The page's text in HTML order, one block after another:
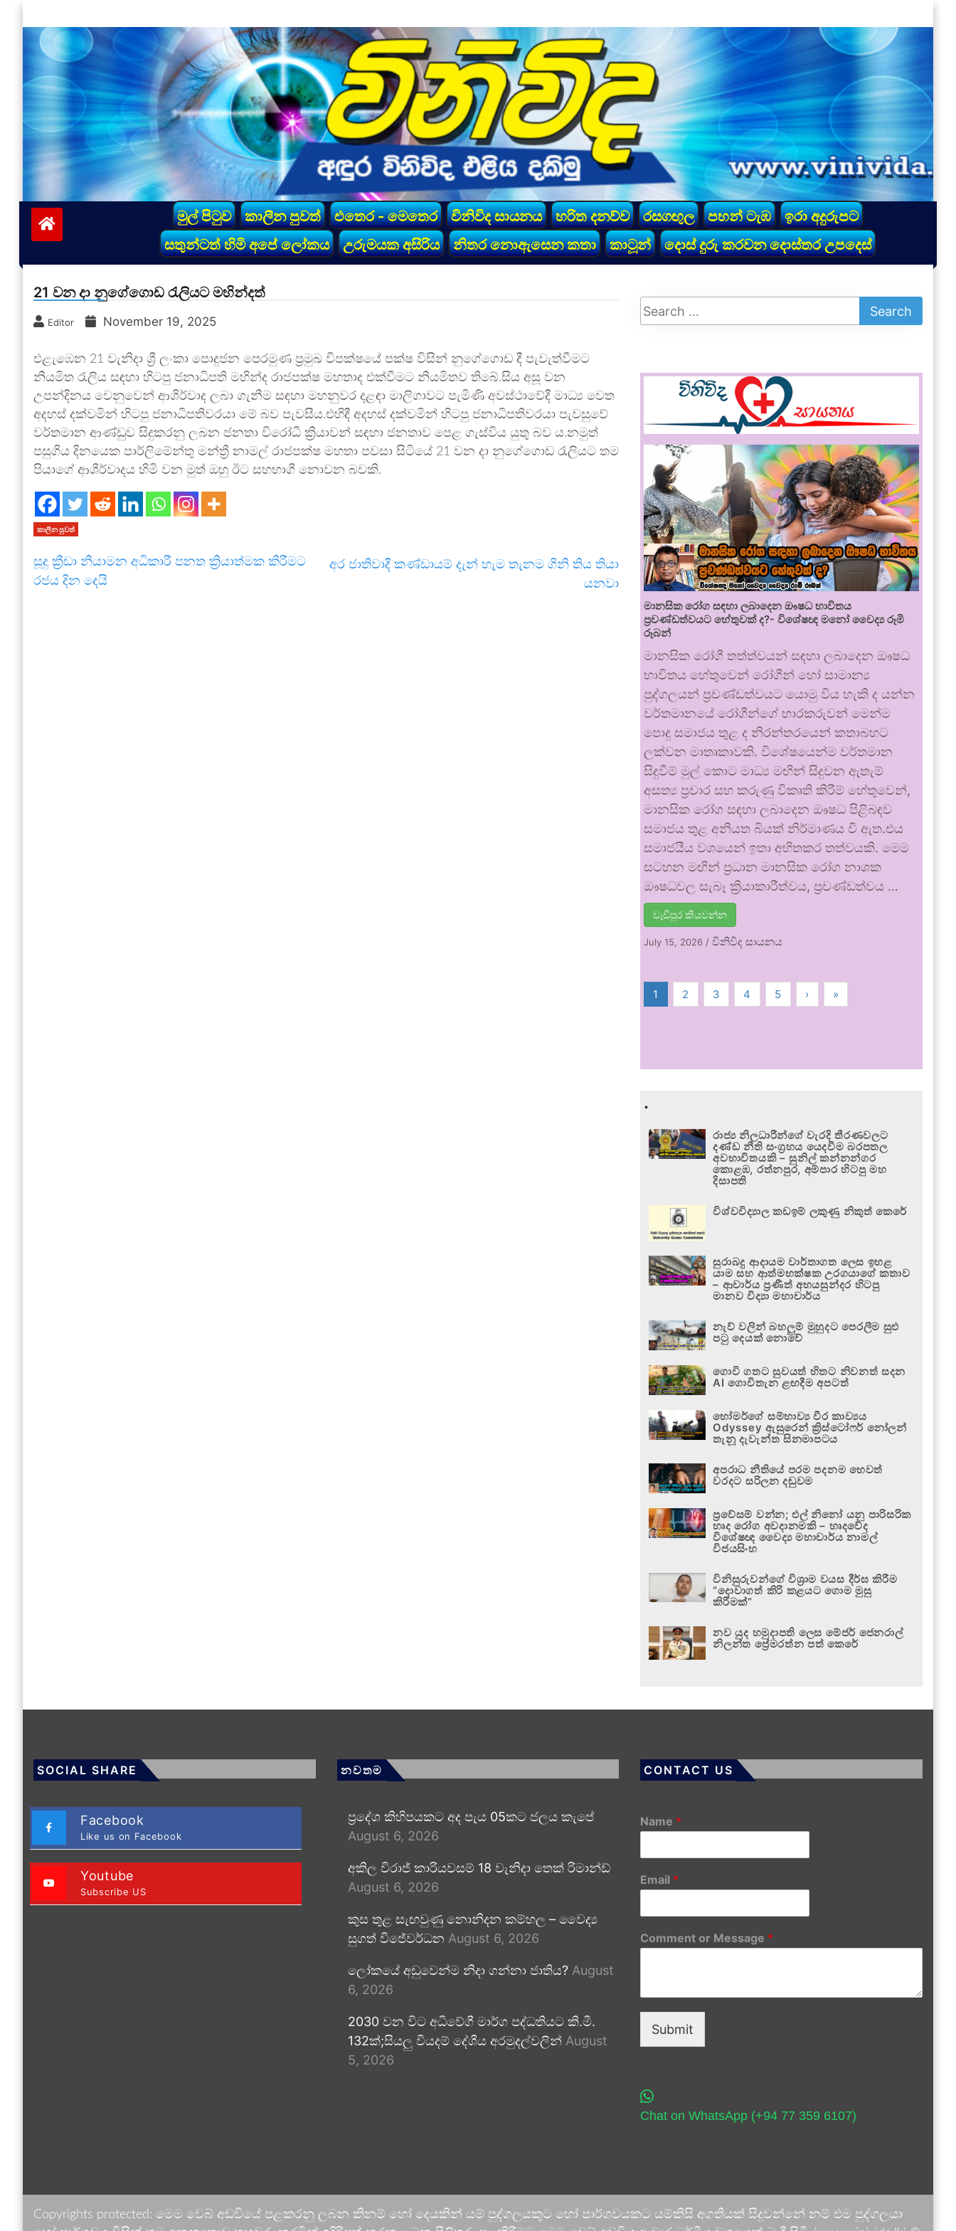
to
content
vinivida.lk
මුල් පිටුව කාලීන පුවත් එතෙර - මෙතෙර විනිවිද සායනය හරිත දනව්ව රසගඟුල පහන් ටැඹ
ඉරා අදුරුපට
සතුන්ටත් හිමි අපේ ලෝකය
උරුමයක අසිරිය නිතර නොඇසෙන කතා කාටූන් දොස් දුරු කරවන දොස්තර උපදෙස්
21 වන දා නුගේගොඩ රැලියට මහින්දත්
Editor November 19, 2025
එළැඹෙන 21 වැනිදා ශ්‍රී ලංකා පොදුජන පෙරමුණ ප්‍රමුඛ විපක්ෂයේ පක්ෂ විසින් නුගේගොඩ දී පැවැත්වීමට
නියමිත රැලිය සඳහා හිටපු ජනාධිපති මහින්ද රාජපක්ෂ මහතාද එක්වීමට නියමිතව තිබේ.සිය අසූ වන
උපන්දිනය වෙනුවෙන් ආශිර්වාද ලබා ගැනීම සඳහා මහනුවර දළඳා මාලිගාවට පැමිණි අවස්ථාවේදී මාධ්‍ය වෙත
අදහස් දක්වමින් හිටපු ජනාධිපතිවරයා මේ බව පැවසීය.එහිදී අදහස් දක්වමින් හිටපු ජනාධිපතිවරයා පැවසුවේ
වර්තමාන ආණ්ඩුව සිදුකරනු ලබන ජනතා විරෝධී ක්‍රියාවන් සඳහා ජනතාව පෙළ ගැස්විය යුතු බව ය.නමුත්
පසුගිය දිනයෙක පාර්ලිමේන්තු මන්ත්‍රී නාමල් රාජපක්ෂ මහතා පවසා සිටියේ 21 වන දා නුගේගොඩ රැලියට තම
පියාගේ ආශීර්වාදය හිමි වන මුත් ඔහු ඊට සහභාගී නොවන බවකි.
කාලීන පුවත්
සූදු ක්‍රීඩා නියාමන අධිකාරී පනත ක්‍රියාත්මක කිරීමට
රජය දින දෙයි
අර ජාතිවාදී කණ්ඩායම් දැන් හැම තැනම ගිනි තිය තියා
යනවා
මානසික රෝග සඳහා ලබාදෙන ඖෂධ භාවිතය
ප්‍රචණ්ඩත්වයට හේතුවක් ද?- විශේෂඥ මනෝ වෛද්‍ය රූමි
රූබන්
මානසික රෝගී තත්ත්වයන් සඳහා ලබාදෙන ඖෂධ
භාවිතය හේතුවෙන් රෝගීන් හෝ සාමාන්‍ය
පුද්ගලයන් ප්‍රචණ්ඩත්වයට යොමු විය හැකි ද යන්න
වර්තමානයේ රෝගීන්ගේ භාරකරුවන් මෙන්ම
පොදු සමාජය තුළ ද නිරන්තරයෙන් කතාබහට
ලක්වන මාතෘකාවකි. විශේෂයෙන්ම වර්තමාන
සිදුවීම් මුල් කොට මාධ්‍ය මඟින් සිදුවන ඇතැම්
අසත්‍ය ප්‍රචාර සහ කරුණු විකෘති කිරීම් හේතුවෙන්,
මානසික රෝග සඳහා ලබාදෙන ඖෂධ පිළිබඳව
සමාජය තුළ අනියත බියක් නිර්මාණය වී ඇත.එය
සමාජයීය වශයෙන් ඉතා අහිතකර තත්වයකි. මෙම
සටහන මඟින් ප්‍රධාන මානසික රෝග නාශක
ඖෂධවල සැබෑ ක්‍රියාකාරීත්වය, ප්‍රචණ්ඩත්වය …
වැඩිපුර කියවන්න
July 15, 2026 /විනිවිද සායනය
1 2 3 4 5 › »
.
රාජ්‍ය නිලධාරීන්ගේ වැරදි තීරණවලට
දණ්ඩ නීති සංග්‍රහය යෙදවීම බරපතල
අවභාවිතයකි – සුනිල් කන්නන්ගර
කොළඹ, රත්නපුර, අම්පාර හිටපු මහ
දිසාපති
විශ්වවිද්‍යාල කඩඉම් ලකුණු නිකුත් කෙරේ
සුරාබදු ආදායම වාර්තාගත ලෙස ඉහළ
යාම සහ ආත්මභක්ෂක උරගයාගේ කතාව
– ආචාර්ය ප්‍රණීත් අභයසුන්දර හිටපු
මානව විද්‍යා මහාචාර්ය
නැව් වලින් බහලුම් මුහුදට පෙරලීම සුළු
පටු දෙයක් නොවේ
ගොවි ගතට සුවයත් හිතට නිවනත් සදන
AI ගොවිතැන ළඟදීම අපටත්
හෝමර්ගේ සම්භාව්‍ය වීර කාව්‍යය
Odyssey ඇසුරෙන් ක්‍රිස්ටෝෆර් නෝලන්
තැනූ දැවැන්ත සිනමාපටය
අපරාධ නීතියේ පරම පදනම හෙවත්
වරදට සරිලන දඬුවම
ප්‍රවේසම් වන්න; එල් නිනෝ යනු පාරිසරික
හෘද රෝග අවදානමකි – හෘදවේද
විශේෂඥ වෛද්‍ය මහාචාර්ය නාමල්
විජයසිංහ
විනිසුරුවන්ගේ විශ්‍රාම වයස දීර්ඝ කිරීම
“දොවාගත් කිරි කළයට ගොම මුසු
කිරීමක්”
නව යුද හමුදාපති ලෙස මේජර් ජෙනරාල්
නිලන්ත ප්‍රේමරත්න පත් කෙරේ
SOCIAL SHARE
Facebook
Like us on Facebook
Youtube
Subscribe US
නවතම
ප්‍රදේශ කිහිපයකට අද පැය 05කට ජලය කැපේ
August 6, 2026
අකිල විරාජ් කාරියවසම් 18 වැනිදා තෙක් රිමාන්ඩ්
August 6, 2026
කුස තුළ සැඟවුණු නොනිදන කම්හල – වෛද්‍ය
සුගත් විජේවර්ධන August 6, 2026
ලෝකයේ අඩුවෙන්ම නිදා ගන්නා ජාතිය? August
6, 2026
2030 වන විට අධිවේගී මාර්ග පද්ධතියට කි.මී.
132ක්;සියලු වියදම් දේශීය අරමුදල්වලින් August
5, 2026
CONTACT US
Name *
Email *
Comment or Message *
Submit
Chat on WhatsApp (+94 77 359 6107)
Copyrights protected: මෙම වෙබ් අඩවියේ පළකරනු ලබන කිනම් හෝ දෙයකින් යම් පුද්ගලයකුට හෝ පාර්ශවයකට යම්කිසි අගතියක් සිදුවන්නේ නම් එම පුද්ගලයා